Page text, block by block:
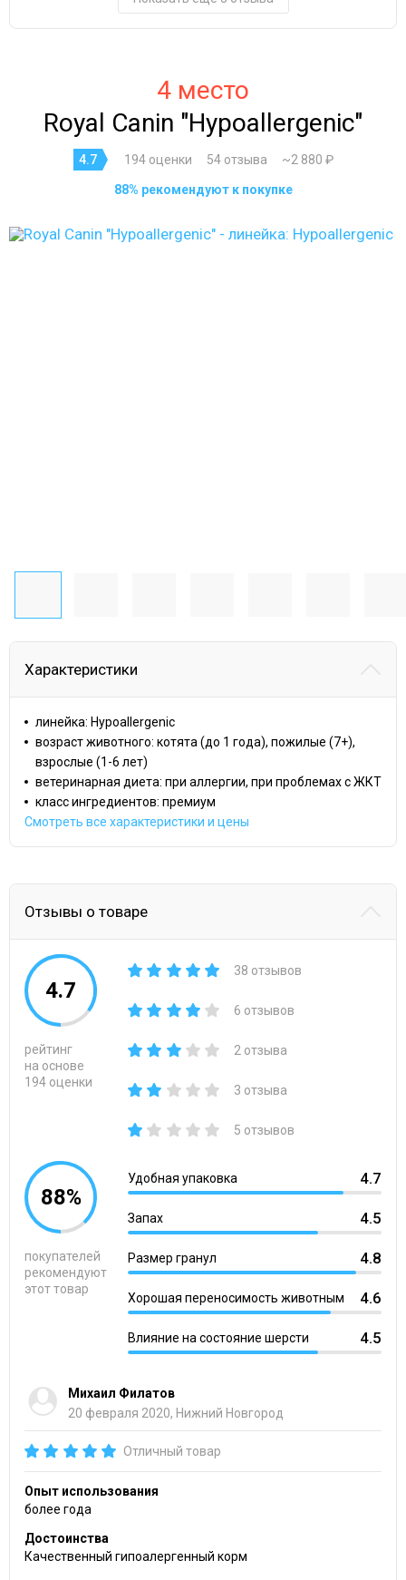
4 место
Royal Canin "Hypoallergenic"
4.7 194 оценки 54 отзыва ~2 880 ₽
88% рекомендуют к покупке
Характеристики
линейка: Hypoallergenic
возраст животного: котята (до 1 года), пожилые (7+),
взрослые (1-6 лет)
ветеринарная диета: при аллергии, при проблемах с ЖКТ
класс ингредиентов: премиум
Смотреть все характеристики и цены
Отзывы о товаре
4.7
рейтинг
на основе
194 оценки
38 отзывов
6 отзывов
2 отзыва
3 отзыва
5 отзывов
88%
покупателей
рекомендуют
этот товар
Удобная упаковка 4.7
Запах 4.5
Размер гранул 4.8
Хорошая переносимость животным 4.6
Влияние на состояние шерсти 4.5
Михаил Филатов
20 февраля 2020, Нижний Новгород
Отличный товар
Опыт использования
более года
Достоинства
Качественный гипоалергенный корм